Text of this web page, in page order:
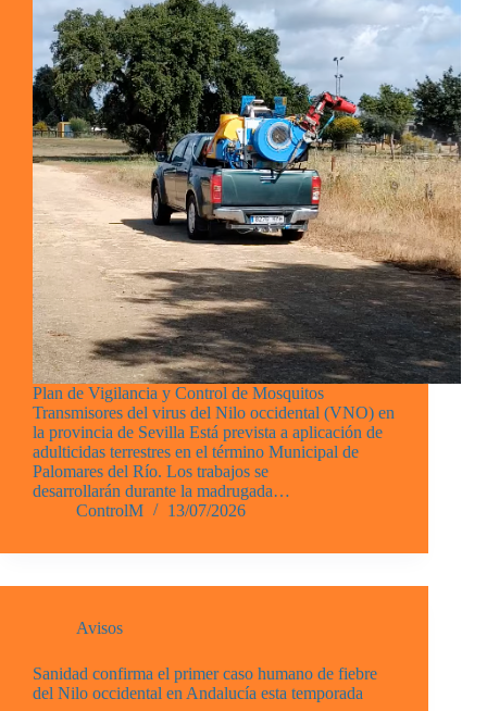
Plan de Vigilancia y Control de Mosquitos
Transmisores del virus del Nilo occidental (VNO) en
la provincia de Sevilla Está prevista a aplicación de
adulticidas terrestres en el término Municipal de
Palomares del Río. Los trabajos se
desarrollarán durante la madrugada…
ControlM
13/07/2026
Avisos
Sanidad confirma el primer caso humano de fiebre
del Nilo occidental en Andalucía esta temporada